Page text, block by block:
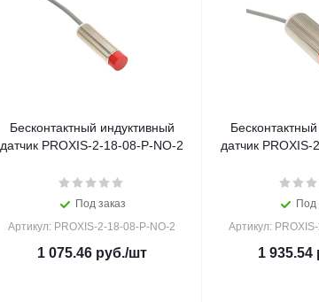
Бесконтактный индуктивный
датчик PROXIS-2-18-08-P-NO-2
Под заказ
Артикул: PROXIS-2-18-08-P-NO-2
1 075.46руб./шт
датчик
Под
Артикул:
1 935.54